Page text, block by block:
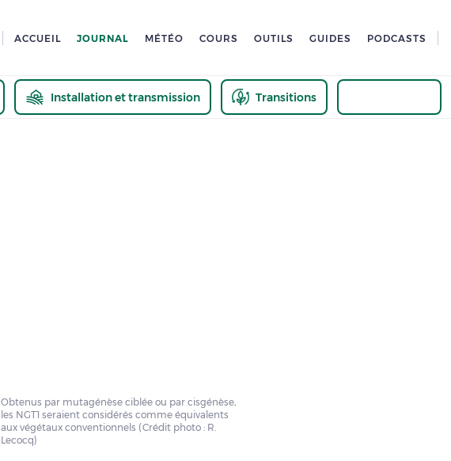
ACCUEIL JOURNAL MÉTÉO COURS OUTILS GUIDES PODCASTS
Installation et transmission Transitions
Obtenus par mutagénèse ciblée ou par cisgénèse,
les NGT1 seraient considérés comme équivalents
aux végétaux conventionnels (Crédit photo : R.
Lecocq)